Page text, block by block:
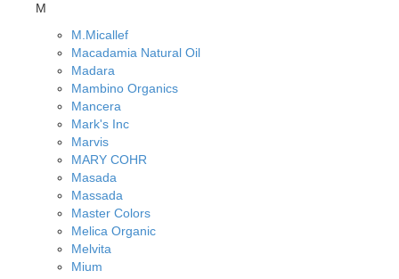
M
M.Micallef
Macadamia Natural Oil
Madara
Mambino Organics
Mancera
Mark's Inc
Marvis
MARY COHR
Masada
Massada
Master Colors
Melica Organic
Melvita
Mium